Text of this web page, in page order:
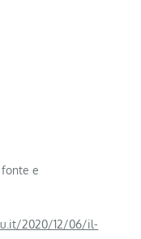
e
2020/12/06/il-